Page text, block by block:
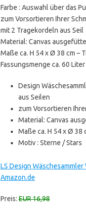
Farbe : Auswahl über das
zum Vorsortieren Ihrer
mit 2 Tragekordeln aus Seil
Material: Canvas
Maße ca. H 54 x Ø 38 cm –
Fassungsmenge ca. 60 Liter
Design
aus Seilen
zum Vorsortieren
Material: Canvas
Maße ca. H 54 x Ø 38
Motiv : Sterne / Stars
LS Design
Amazon.de
Preis:EUR 16,98